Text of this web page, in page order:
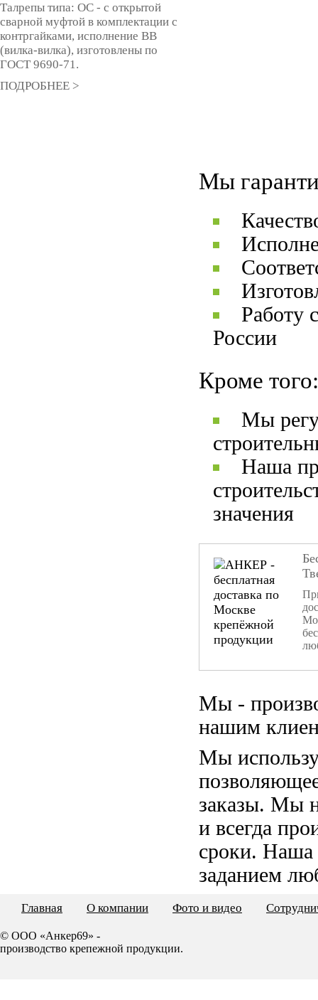
Мы
Работу
России
Кроме того:
Мы
Наша
значения
Мы -
нашим
Мы
заказы. Мы
и всегда
сроки. Наша
заданием
Талрепы типа: ОС - с открытой
сварной муфтой в комплектации с
контргайками, исполнение ВВ
(вилка-вилка), изготовлены по
ГОСТ 9690-71.
ПОДРОБНЕЕ >
Главная О компании Фото и видео
© ООО «Анкер69» -
производство крепежной продукции.